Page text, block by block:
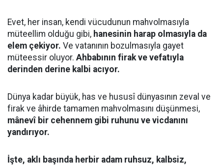
Evet, her insan, kendi vücudunun mahvolmasıyla
müteellim olduğu gibi, hanesinin harap olmasıyla da
elem çekiyor. Ve vatanının bozulmasıyla gayet
müteessir oluyor. Ahbabının firak ve vefatıyla
derinden derine kalbi acıyor.
Dünya kadar büyük, has ve hususî dünyasının zeval ve
firak ve âhirde tamamen mahvolmasını düşünmesi,
mânevî bir cehennem gibi ruhunu ve vicdanını
yandırıyor.
İşte, aklı başında herbir adam ruhsuz, kalbsiz,